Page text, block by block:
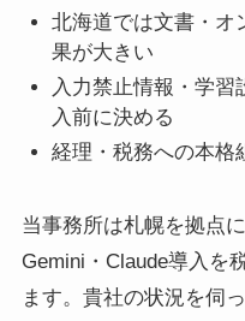
北海道では文書・オ
果が大きい
入力禁止情報・学習
入前に決める
経理・税務への本格
当事務所は札幌を拠点
Gemini・Claude導入を
ます。貴社の状況を伺